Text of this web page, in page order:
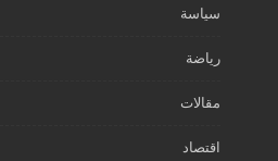
سياسة
رياضة
مقالات
اقتصاد